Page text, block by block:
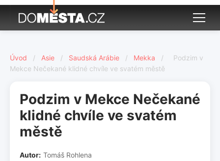
Úvod / Asie / Saudská Arábie / Mekka /
Podzim v
Mekce Nečekané klidné chvíle ve svatém městě
Podzim v Mekce Nečekané
klidné chvíle ve svatém
městě
Autor: Tomáš Rohlena